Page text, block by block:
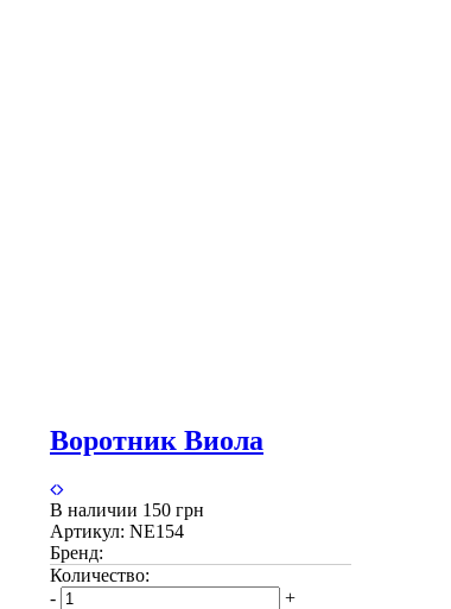
Воротник Виола
В наличии 150 грн
Артикул: NE154
Бренд:
Количество:
-
+